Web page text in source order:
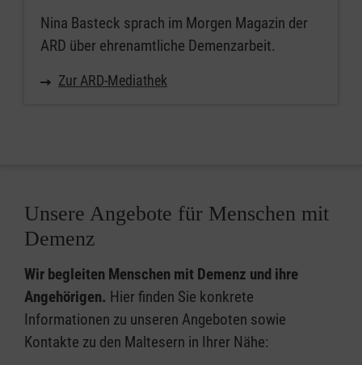
Nina Basteck sprach im Morgen Magazin der
ARD über ehrenamtliche Demenzarbeit.
Zur ARD-Mediathek
Unsere Angebote für Menschen mit
Demenz
Wir begleiten Menschen mit Demenz und ihre
Angehörigen. Hier finden Sie konkrete
Informationen zu unseren Angeboten sowie
Kontakte zu den Maltesern in Ihrer Nähe: